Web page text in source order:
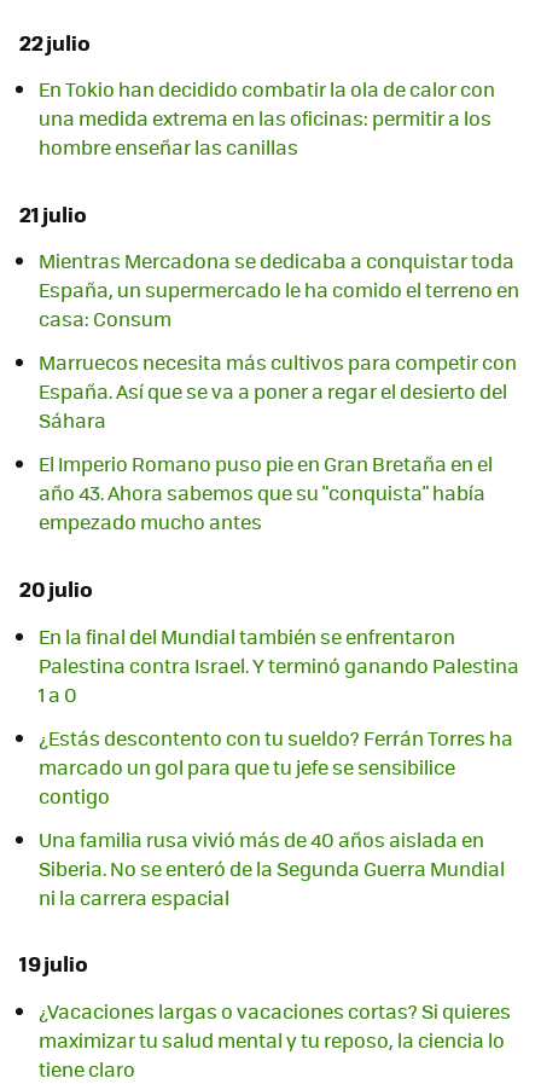
22 julio
En Tokio han decidido combatir la ola de calor con
una medida extrema en las oficinas: permitir a los
hombre enseñar las canillas
21 julio
Mientras Mercadona se dedicaba a conquistar toda
España, un supermercado le ha comido el terreno en
casa: Consum
Marruecos necesita más cultivos para competir con
España. Así que se va a poner a regar el desierto del
Sáhara
El Imperio Romano puso pie en Gran Bretaña en el
año 43. Ahora sabemos que su "conquista" había
empezado mucho antes
20 julio
En la final del Mundial también se enfrentaron
Palestina contra Israel. Y terminó ganando Palestina
1 a 0
¿Estás descontento con tu sueldo? Ferrán Torres ha
marcado un gol para que tu jefe se sensibilice
contigo
Una familia rusa vivió más de 40 años aislada en
Siberia. No se enteró de la Segunda Guerra Mundial
ni la carrera espacial
19 julio
¿Vacaciones largas o vacaciones cortas? Si quieres
maximizar tu salud mental y tu reposo, la ciencia lo
tiene claro